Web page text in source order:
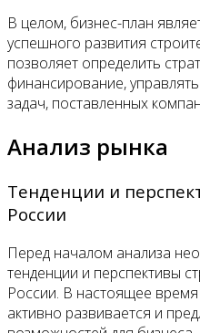
В целом, бизнес-план
успешного развития
позволяет определить
финансирование,
задач, поставленных
Анализ рынка
Тенденции и
России
Перед началом анализа
тенденции и перспективы
России. В настоящее время
активно развивается и